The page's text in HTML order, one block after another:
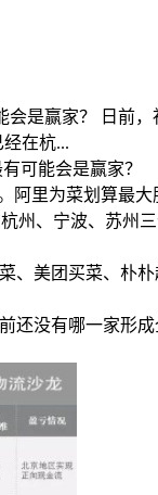
是赢家？ 日前
在杭...
可能会是赢家？
里为菜划算最大
州、宁波、苏
美团买菜、朴
还没有哪一家形成